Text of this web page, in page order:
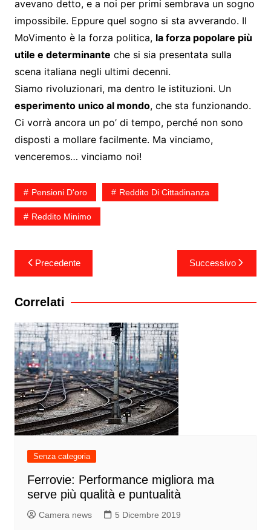
avevano detto, e a noi per primi sembrava un sogno
impossibile. Eppure quel sogno si sta avverando. Il
MoVimento è la forza politica, la forza popolare più
utile e determinante che si sia presentata sulla
scena italiana negli ultimi decenni.
Siamo rivoluzionari, ma dentro le istituzioni. Un
esperimento unico al mondo, che sta funzionando.
Ci vorrà ancora un po’ di tempo, perché non sono
disposti a mollare facilmente. Ma vinciamo,
venceremos… vinciamo noi!
Pensioni D'oro Reddito Di Cittadinanza
Reddito Minimo
Navigazione
articoli
Precedente Successivo
Correlati
Senza categoria
Ferrovie: Performance migliora ma
serve più qualità e puntualità
Camera news 5 Dicembre 2019